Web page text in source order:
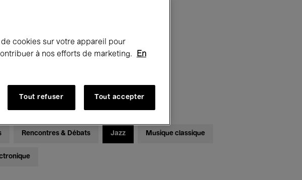
à Bozar
Rencontres & Débats Jazz Musique classique
cookies sur votre appareil pour
à nos efforts de marketing.
En
Tout refuser Tout accepter